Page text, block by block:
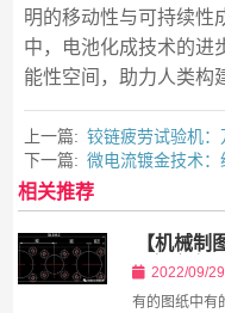
明的移动性与可持续性
中，电池化成技术的进
能性空间，助力人类构
上一篇: 铰链疲劳试验机
下一篇: 微电流镀金技术
相关推荐
【机械制
是何含义？
2022/09/29
有的图纸中有